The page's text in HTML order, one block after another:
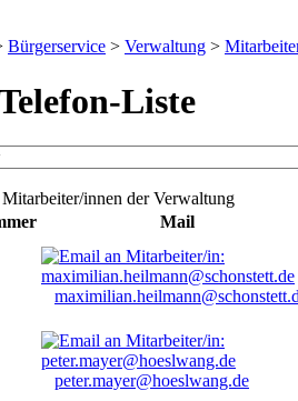
Bürgerservice > Verwaltung >
Liste
innen der Verwaltung
Mail
peter.mayer@hoeslwang.de